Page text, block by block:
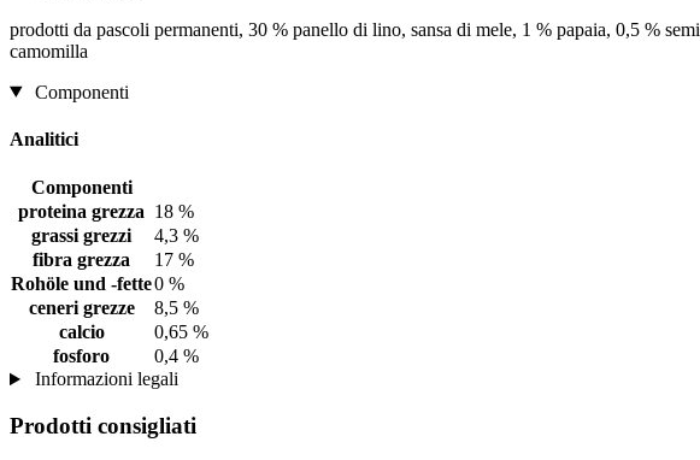
prodotti da pascoli permanenti, 30 % panello di lino, sansa di mele, 1 % papaia, 0,5 %
camomilla
Componenti
Analitici
Componenti
proteina grezza 18 %
grassi grezzi
4,3 %
fibra grezza
17 %
Rohöle und -fette0 %
ceneri grezze
8,5 %
calcio
0,65 %
fosforo
0,4 %
Informazioni legali
Prodotti consigliati